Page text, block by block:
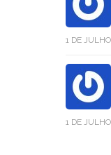
1 DE
1 DE